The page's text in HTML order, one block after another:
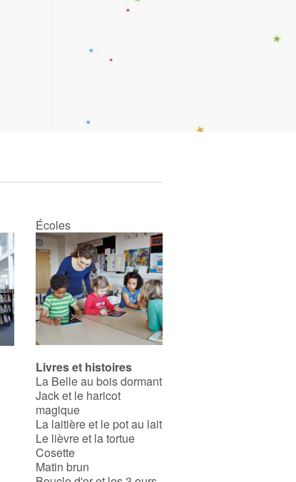
Écoles
Livres et histoires
La Belle au bois dormant
Jack et le haricot
magique
La laitière et le pot au lait
Le lièvre et la tortue
Cosette
Matin brun